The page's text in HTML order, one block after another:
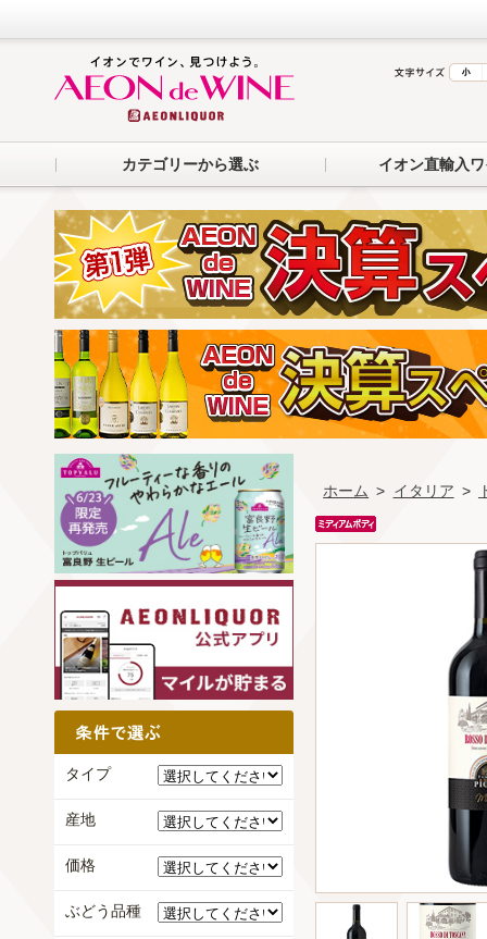
カテゴリーから選ぶ イオン直輸入
ホーム > イタリア >
タイプ
産地
価格
ぶどう品種